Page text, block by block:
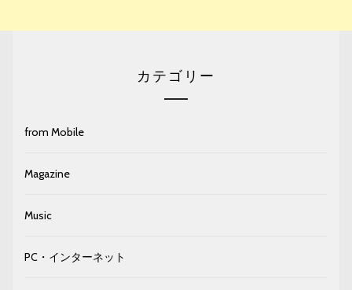
カテゴリー
from Mobile
Magazine
Music
PC・インターネット